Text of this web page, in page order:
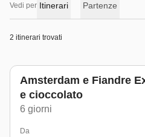
Vedi per Itinerari Partenze
2 itinerari trovati
Amsterdam e Fiandre
e cioccolato
6 giorni
Da